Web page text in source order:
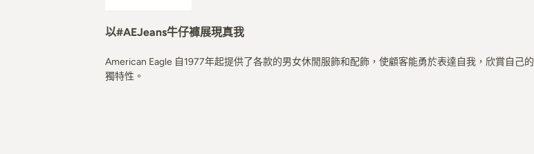
以#AEJeans牛仔褲展現真我
American Eagle 自1977年起提供了各款的男女休閒服飾和配飾，使顧客能勇於表達自我，欣賞自己的
獨特性。